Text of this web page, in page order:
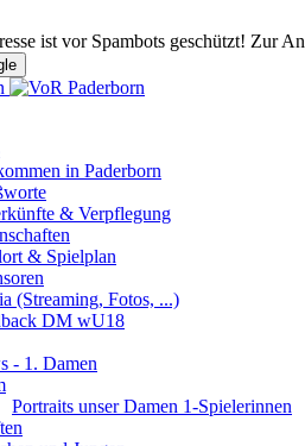
ist vor Spambots geschützt! Zur
in Paderborn
& Verpflegung
& Spielplan
(Streaming, Fotos, ...)
DM wU18
- 1. Damen
Portraits unser Damen 1-Spielerinnen